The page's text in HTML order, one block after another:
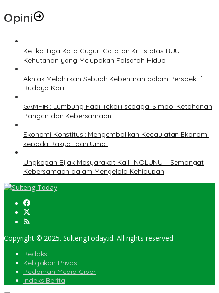
Opini
Ketika Tiga Kata Gugur: Catatan Kritis atas RUU
Kehutanan yang Melupakan Falsafah Hidup
Akhlak Melahirkan Sebuah Kebenaran dalam Perspektif
Budaya Kaili
GAMPIRI: Lumbung Padi Tokaili sebagai Simbol Ketahanan
Pangan dan Kebersamaan
Ekonomi Konstitusi: Mengembalikan Kedaulatan Ekonomi
kepada Rakyat dan Umat
Ungkapan Bijak Masyarakat Kaili: NOLUNU – Semangat
Kebersamaan dalam Mengelola Kehidupan
Copyright © 2025. SultengToday.id. All rights reserved
Redaksi
Kebijakan Privasi
Pedoman Media Ciber
Indeks Berita